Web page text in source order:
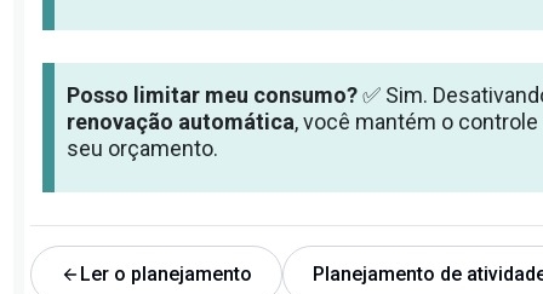
Posso limitar meu consumo?✅ Sim.
renovação automática, você mantém o controle
seu orçamento.
Ler o planejamento Planejamento de